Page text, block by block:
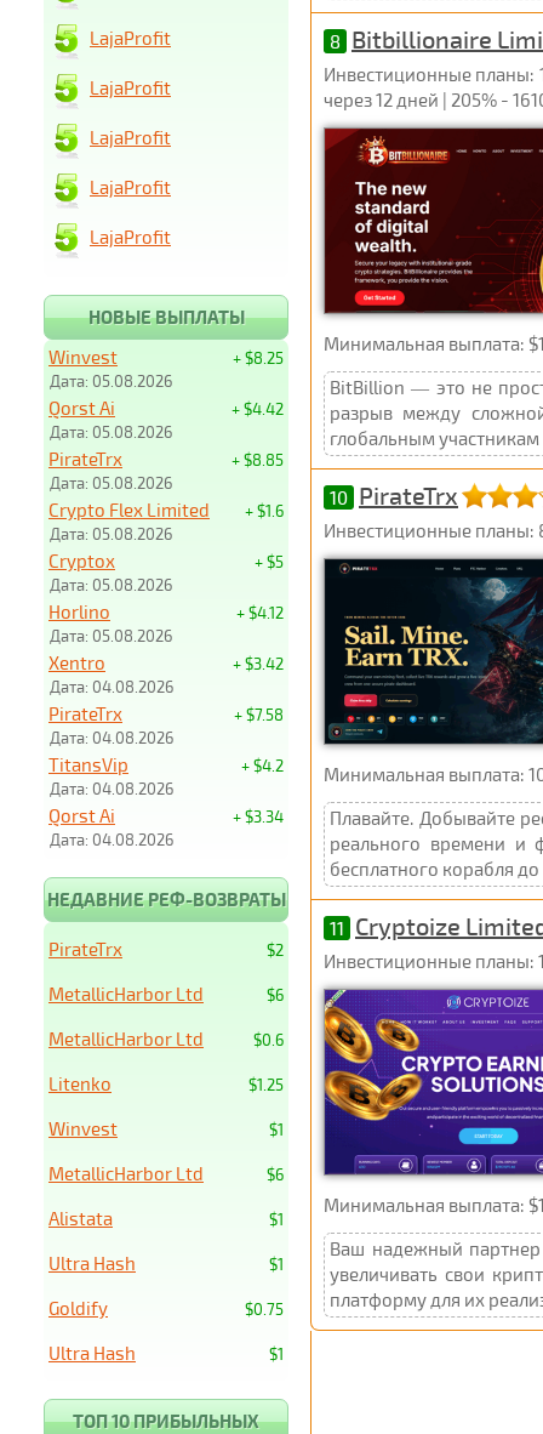
8 Bitbillionaire
Инвестиционные планы:
через 12 дней | 205% -
Минимальная выплата:
BitBillion — это не
разрыв между
глобальным
10 PirateTrx
Инвестиционные планы:
Минимальная выплата:
Плавайте. Добывайте
реального времени и
бесплатного корабля
11 Cryptoize
Инвестиционные планы:
Минимальная выплата:
Ваш надежный
увеличивать свои
платформу для их
LajaProfit
LajaProfit
LajaProfit
LajaProfit
LajaProfit
НОВЫЕ ВЫПЛАТЫ
+ $8.25
Winvest
Дата: 05.08.2026
+ $4.42
Qorst Ai
Дата: 05.08.2026
+ $8.85
PirateTrx
Дата: 05.08.2026
+ $1.6
Crypto Flex Limited
Дата: 05.08.2026
+ $5
Cryptox
Дата: 05.08.2026
+ $4.12
Horlino
Дата: 05.08.2026
+ $3.42
Xentro
Дата: 04.08.2026
+ $7.58
PirateTrx
Дата: 04.08.2026
+ $4.2
TitansVip
Дата: 04.08.2026
+ $3.34
Qorst Ai
Дата: 04.08.2026
НЕДАВНИЕ РЕФ-ВОЗВРАТЫ
$2
PirateTrx
$6
MetallicHarbor Ltd
$0.6
MetallicHarbor Ltd
$1.25
Litenko
$1
Winvest
$6
MetallicHarbor Ltd
$1
Alistata
$1
Ultra Hash
$0.75
Goldify
$1
Ultra Hash
ТОП 10 ПРИБЫЛЬНЫХ